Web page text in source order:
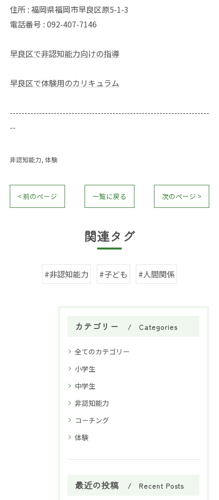
住所 : 福岡県福岡市早良区原5-1-3
電話番号 : 092-407-7146
早良区で非認知能力向けの指導
早良区で体験用のカリキュラム
--------------------------------------------------------------------
--
非認知能力 体験
< 前のページ 一覧に戻る 次のページ >
関連タグ
#非認知能力 #子ども #人間関係
カテゴリー Categories
全てのカテゴリー
小学生
中学生
非認知能力
コーチング
体験
最近の投稿 Recent Posts